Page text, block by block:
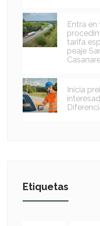
Entra
tarifa
peaje
Inicia
Etiquetas